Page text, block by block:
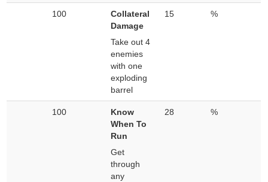
100
Collateral
Damage
Take out 4
enemies
with one
exploding
barrel
15 %
100
Know
When To
Run
Get
through
any
28 %